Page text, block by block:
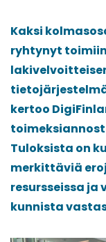
Kaksi
ryhtynyt
kertoo
Tuloksista on
merkittäviä
resursseissa ja
kunnista